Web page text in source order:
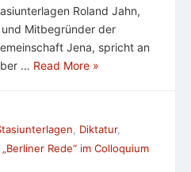
Roland Jahn,
Mitbegründer der
Jena, spricht an
… Read More »
, Diktatur,
„Berliner Rede“ im Colloquium